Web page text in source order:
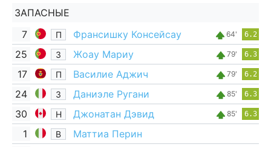
ЗАПАСНЫЕ
7
П Франсишку Консейсау 64' 6.2
25 З Жоау Мариу 79' 6.3
17 П Василие Аджич 79' 6.2
24 З Даниэле Ругани 85' 6.3
30 Н Джонатан Дэвид 85' 6.3
1 В
Маттиа Перин